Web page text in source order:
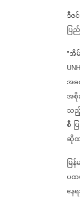
ဒီဇ
ပြ
"အိမ်
အ
အစို
သ
စီ
ဆိုထ
မြ
ပထ
နေ